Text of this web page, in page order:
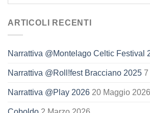
ARTICOLI RECENTI
Narrattiva @Montelago Celtic Festival
Narrattiva @Roll!fest Bracciano 2025 7
Narrattiva @Play 2026 20 Maggio 2026